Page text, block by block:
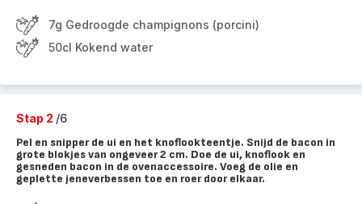
7g Gedroogde champignons (porcini)
50cl Kokend water
Stap 2 /6
Pel en snipper de ui en het knoflookteentje. Snijd de bacon in
grote blokjes van ongeveer 2 cm. Doe de ui, knoflook en
gesneden bacon in de ovenaccessoire. Voeg de olie en
geplette jeneverbessen toe en roer door elkaar.